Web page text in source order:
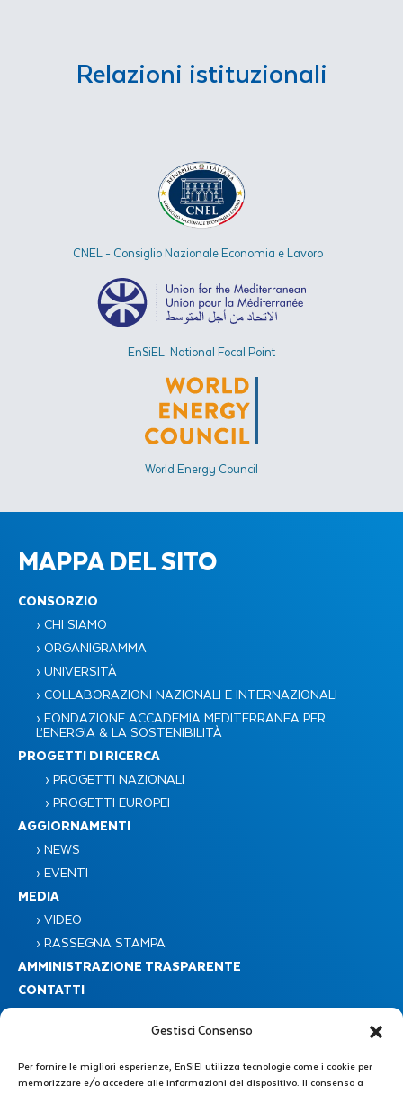
Gestisci Consenso
Per fornire le migliori esperienze, EnSiEl utilizza tecnologie come i cookie per
memorizzare e/o accedere alle informazioni del dispositivo. Il consenso a
Relazioni istituzionali
CNEL - Consiglio Nazionale Economia e Lavoro
EnSiEL: National Focal Point
World Energy Council
MAPPA DEL SITO
CONSORZIO
› CHI SIAMO
› ORGANIGRAMMA
› UNIVERSITÀ
› COLLABORAZIONI NAZIONALI E INTERNAZIONALI
› FONDAZIONE ACCADEMIA MEDITERRANEA PER
L’ENERGIA & LA SOSTENIBILITÀ​
PROGETTI DI RICERCA
› PROGETTI NAZIONALI
› PROGETTI EUROPEI
AGGIORNAMENTI
› NEWS
› EVENTI
MEDIA
› VIDEO
› RASSEGNA STAMPA
AMMINISTRAZIONE TRASPARENTE
CONTATTI